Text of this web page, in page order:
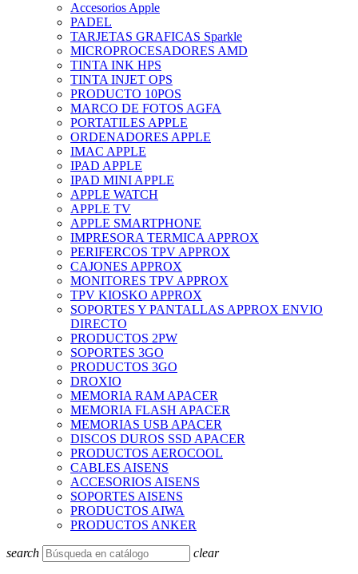
Accesorios Apple
PADEL
TARJETAS GRAFICAS Sparkle
MICROPROCESADORES AMD
TINTA INK HPS
TINTA INJET OPS
PRODUCTO 10POS
MARCO DE FOTOS AGFA
PORTATILES APPLE
ORDENADORES APPLE
IMAC APPLE
IPAD APPLE
IPAD MINI APPLE
APPLE WATCH
APPLE TV
APPLE SMARTPHONE
IMPRESORA TERMICA APPROX
PERIFERCOS TPV APPROX
CAJONES APPROX
MONITORES TPV APPROX
TPV KIOSKO APPROX
SOPORTES Y PANTALLAS APPROX ENVIO
DIRECTO
PRODUCTOS 2PW
SOPORTES 3GO
PRODUCTOS 3GO
DROXIO
MEMORIA RAM APACER
MEMORIA FLASH APACER
MEMORIAS USB APACER
DISCOS DUROS SSD APACER
PRODUCTOS AEROCOOL
CABLES AISENS
ACCESORIOS AISENS
SOPORTES AISENS
PRODUCTOS AIWA
PRODUCTOS ANKER
search clear